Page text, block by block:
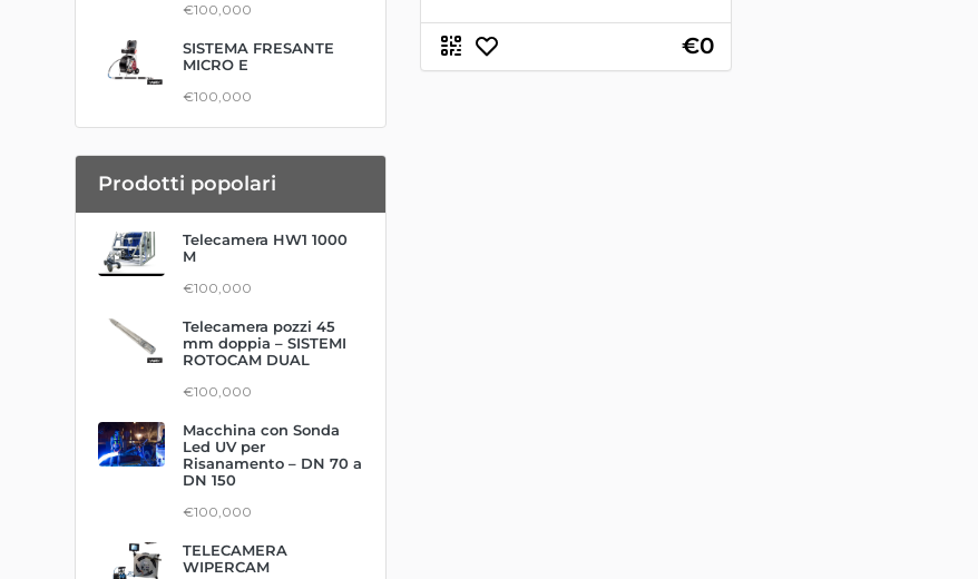
€100,000
SISTEMA FRESANTE
MICRO E
€100,000
Prodotti popolari
Telecamera HW1 1000
M
€100,000
Telecamera pozzi 45
mm doppia – SISTEMI
ROTOCAM DUAL
€100,000
Macchina con Sonda
Led UV per
Risanamento – DN 70 a
DN 150
€100,000
TELECAMERA
WIPERCAM
€0